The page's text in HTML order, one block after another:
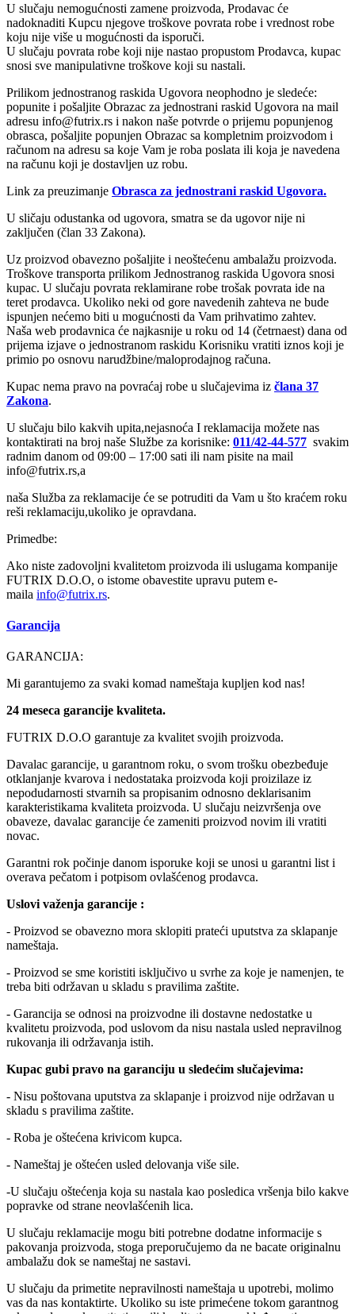
U slučaju nemogućnosti zamene proizvoda, Prodavac će
nadoknaditi Kupcu njegove troškove povrata robe i vrednost robe
koju nije više u mogućnosti da isporuči.
U slučaju povrata robe koji nije nastao propustom Prodavca, kupac
snosi sve manipulativne troškove koji su nastali.
Prilikom jednostranog raskida Ugovora neophodno je sledeće:
popunite i pošaljite Obrazac za jednostrani raskid Ugovora na mail
adresu info@futrix.rs i nakon naše potvrde o prijemu popunjenog
obrasca, pošaljite popunjen Obrazac sa kompletnim proizvodom i
računom na adresu sa koje Vam je roba poslata ili koja je navedena
na računu koji je dostavljen uz robu.
Link za preuzimanje Obrasca za jednostrani raskid Ugovora.
U sličaju odustanka od ugovora, smatra se da ugovor nije ni
zaključen (član 33 Zakona).
Uz proizvod obavezno pošaljite i neoštećenu ambalažu proizvoda.
Troškove transporta prilikom Jednostranog raskida Ugovora snosi
kupac. U slučaju povrata reklamirane robe trošak povrata ide na
teret prodavca. Ukoliko neki od gore navedenih zahteva ne bude
ispunjen nećemo biti u mogućnosti da Vam prihvatimo zahtev.
Naša web prodavnica će najkasnije u roku od 14 (četrnaest) dana od
prijema izjave o jednostranom raskidu Korisniku vratiti iznos koji je
primio po osnovu narudžbine/maloprodajnog računa.
Kupac nema pravo na povraćaj robe u slučajevima iz člana 37
Zakona.
U slučaju bilo kakvih upita,nejasnoća I reklamacija možete nas
kontaktirati na broj naše Službe za korisnike: 011/42-44-577 svakim
radnim danom od 09:00 – 17:00 sati ili nam pisite na mail
info@futrix.rs,a
naša Služba za reklamacije će se potruditi da Vam u što kraćem roku
reši reklamaciju,ukoliko je opravdana.
Primedbe:
Ako niste zadovoljni kvalitetom proizvoda ili uslugama kompanije
FUTRIX D.O.O, o istome obavestite upravu putem e-
maila info@futrix.rs.
Garancija
GARANCIJA:
Mi garantujemo za svaki komad nameštaja kupljen kod nas!
24 meseca garancije kvaliteta.
FUTRIX D.O.O garantuje za kvalitet svojih proizvoda.
Davalac garancije, u garantnom roku, o svom trošku obezbeđuje
otklanjanje kvarova i nedostataka proizvoda koji proizilaze iz
nepodudarnosti stvarnih sa propisanim odnosno deklarisanim
karakteristikama kvaliteta proizvoda. U slučaju neizvršenja ove
obaveze, davalac garancije će zameniti proizvod novim ili vratiti
novac.
Garantni rok počinje danom isporuke koji se unosi u garantni list i
overava pečatom i potpisom ovlašćenog prodavca.
Uslovi važenja garancije :
- Proizvod se obavezno mora sklopiti prateći uputstva za sklapanje
nameštaja.
- Proizvod se sme koristiti isključivo u svrhe za koje je namenjen, te
treba biti održavan u skladu s pravilima zaštite.
- Garancija se odnosi na proizvodne ili dostavne nedostatke u
kvalitetu proizvoda, pod uslovom da nisu nastala usled nepravilnog
rukovanja ili održavanja istih.
Kupac gubi pravo na garanciju u sledećim slučajevima:
- Nisu poštovana uputstva za sklapanje i proizvod nije održavan u
skladu s pravilima zaštite.
- Roba je oštećena krivicom kupca.
- Nameštaj je oštećen usled delovanja više sile.
-U slučaju oštećenja koja su nastala kao posledica vršenja bilo kakve
popravke od strane neovlašćenih lica.
U slučaju reklamacije mogu biti potrebne dodatne informacije s
pakovanja proizvoda, stoga preporučujemo da ne bacate originalnu
ambalažu dok se nameštaj ne sastavi.
U slučaju da primetite nepravilnosti nameštaja u upotrebi, molimo
vas da nas kontaktirte. Ukoliko su iste primećene tokom garantnog